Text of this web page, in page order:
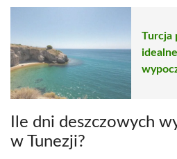
Turcja
Ile dni deszczowych
w Tunezji?